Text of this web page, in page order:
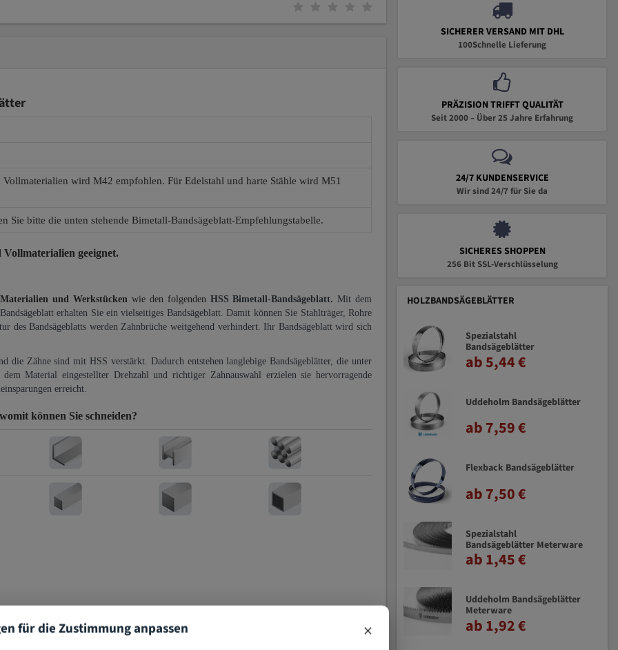
wird M42 empfohlen. Für Edelstahl und harte Stähle wird M51
Sie bitte die unten stehende Bimetall-Bandsägeblatt-Empfehlungstabelle.
geeignet.
und Werkstücken wie den folgenden HSS Bimetall-Bandsägeblatt. Mit dem
erhalten Sie ein vielseitiges Bandsägeblatt. Damit können Sie Stahlträger, Rohre
des Bandsägeblatts werden Zahnbrüche weitgehend verhindert. Ihr Bandsägeblatt wird sich
die Zähne sind mit HSS verstärkt. Dadurch entstehen langlebige Bandsägeblätter, die unter
Material eingestellter Drehzahl und richtiger Zahnauswahl erzielen sie hervorragende
erreicht.
womit können Sie schneiden?
SICHERER VERSAND MIT DHL
100Schnelle Lieferung
PRÄZISION TRIFFT QUALITÄT
Seit 2000 – Über 25 Jahre Erfahrung
24/7 KUNDENSERVICE
Wir sind 24/7 für Sie da
SICHERES SHOPPEN
256 Bit SSL-Verschlüsselung
HOLZBANDSÄGEBLÄTTER
Spezialstahl
Bandsägeblätter
ab 5,44 €
Uddeholm Bandsägeblätter
ab 7,59 €
Flexback Bandsägeblätter
ab 7,50 €
Spezialstahl
Bandsägeblätter Meterware
ab 1,45 €
Uddeholm Bandsägeblätter
Meterware
ab 1,92 €
für die Zustimmung anpassen ×